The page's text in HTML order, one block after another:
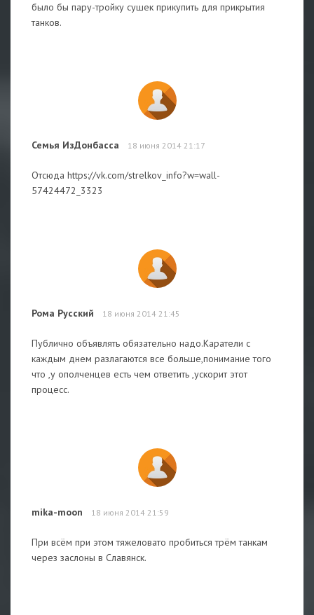
было бы пару-тройку сушек прикупить для прикрытия
танков.
Семья ИзДонбасса 18 июня 2014 21:17
Отсюда https://vk.com/strelkov_info?w=wall-
57424472_3323
Рома Русский 18 июня 2014 21:45
Публично объявлять обязательно надо.Каратели с
каждым днем разлагаются все больше,понимание того
что ,у ополченцев есть чем ответить ,ускорит этот
процесс.
mika-moon 18 июня 2014 21:59
При всём при этом тяжеловато пробиться трём танкам
через заслоны в Славянск.